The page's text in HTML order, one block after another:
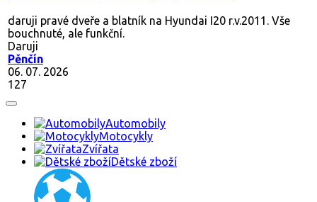
daruji pravé dveře a blatník na Hyundai I20 r.v.2011. Vše
bouchnuté, ale funkční.
Daruji
Pěnčín
06. 07. 2026
127
Automobily
Motocykly
Zvířata
Dětské zboží